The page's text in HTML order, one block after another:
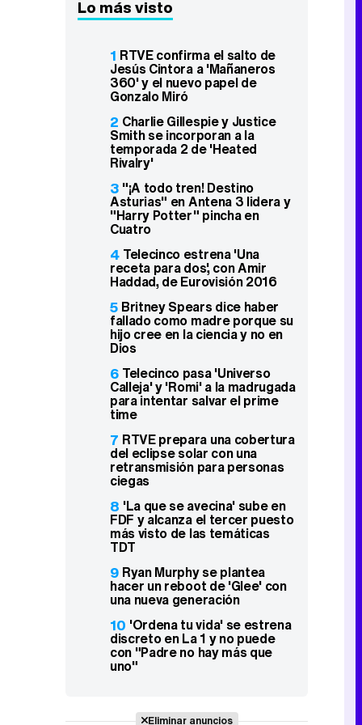
Lo más visto
1 RTVE confirma el salto de
Jesús Cintora a 'Mañaneros
360' y el nuevo papel de
Gonzalo Miró
2 Charlie Gillespie y Justice
Smith se incorporan a la
temporada 2 de 'Heated
Rivalry'
3 "¡A todo tren! Destino
Asturias" en Antena 3 lidera y
"Harry Potter" pincha en
Cuatro
4 Telecinco estrena 'Una
receta para dos', con Amir
Haddad, de Eurovisión 2016
5 Britney Spears dice haber
fallado como madre porque su
hijo cree en la ciencia y no en
Dios
6 Telecinco pasa 'Universo
Calleja' y 'Romi' a la madrugada
para intentar salvar el prime
time
7 RTVE prepara una cobertura
del eclipse solar con una
retransmisión para personas
ciegas
8 'La que se avecina' sube en
FDF y alcanza el tercer puesto
más visto de las temáticas
TDT
9 Ryan Murphy se plantea
hacer un reboot de 'Glee' con
una nueva generación
10 'Ordena tu vida' se estrena
discreto en La 1 y no puede
con "Padre no hay más que
uno"
Eliminar anuncios